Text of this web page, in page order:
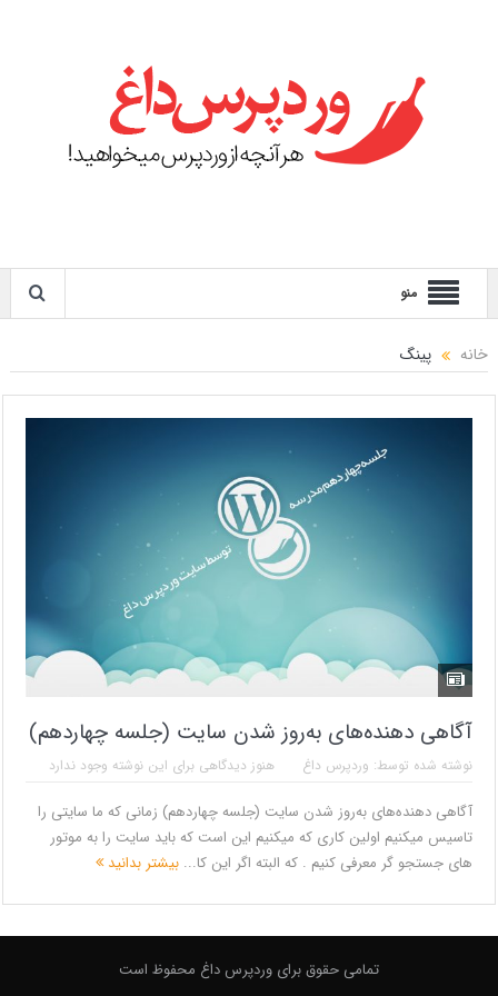
منو
خانه پینگ
آگاهی دهنده‌های به‌روز شدن سایت (جلسه چهاردهم)
نوشته شده توسط: وردپرس داغ هنوز دیدگاهی برای این نوشته وجود ندارد
آگاهی دهنده‌های به‌روز شدن سایت (جلسه چهاردهم) زمانی که ما سایتی را
تاسیس میکنیم اولین کاری که میکنیم این است که باید سایت را به موتور
های جستجو گر معرفی کنیم . که البته اگر این کا... بیشتر بدانید
تمامی حقوق برای وردپرس داغ محفوظ است